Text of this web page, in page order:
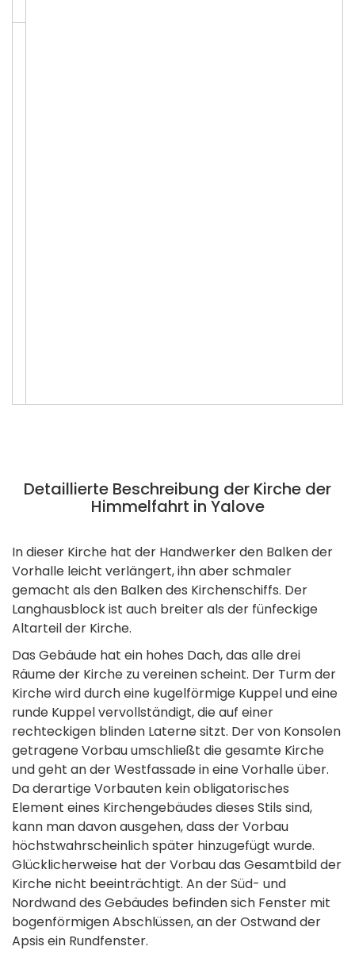
Detaillierte Beschreibung der Kirche der
Himmelfahrt in Yalove
In dieser Kirche hat der Handwerker den Balken der
Vorhalle leicht verlängert, ihn aber schmaler
gemacht als den Balken des Kirchenschiffs. Der
Langhausblock ist auch breiter als der fünfeckige
Altarteil der Kirche.
Das Gebäude hat ein hohes Dach, das alle drei
Räume der Kirche zu vereinen scheint. Der Turm der
Kirche wird durch eine kugelförmige Kuppel und eine
runde Kuppel vervollständigt, die auf einer
rechteckigen blinden Laterne sitzt. Der von Konsolen
getragene Vorbau umschließt die gesamte Kirche
und geht an der Westfassade in eine Vorhalle über.
Da derartige Vorbauten kein obligatorisches
Element eines Kirchengebäudes dieses Stils sind,
kann man davon ausgehen, dass der Vorbau
höchstwahrscheinlich später hinzugefügt wurde.
Glücklicherweise hat der Vorbau das Gesamtbild der
Kirche nicht beeinträchtigt. An der Süd- und
Nordwand des Gebäudes befinden sich Fenster mit
bogenförmigen Abschlüssen, an der Ostwand der
Apsis ein Rundfenster.